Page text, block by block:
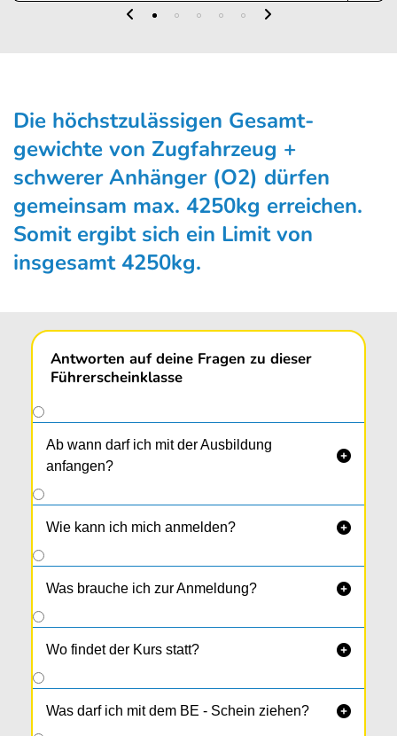
Die höchstzulässigen Gesamt­
gewichte von Zugfahrzeug +
schwerer Anhänger (O2) dürfen
gemeinsam max. 4250kg erreichen.
Somit ergibt sich ein Limit von
insgesamt 4250kg.
Antworten auf deine Fragen zu dieser
Führerscheinklasse
Ab wann darf ich mit der Ausbildung
anfangen?

Wie kann ich mich anmelden? 
Was brauche ich zur Anmeldung? 
Wo findet der Kurs statt? 
Was darf ich mit dem BE - Schein ziehen? 